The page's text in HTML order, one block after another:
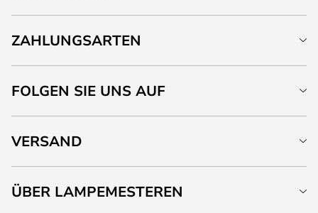
ZAHLUNGSARTEN
FOLGEN SIE UNS AUF
VERSAND
ÜBER LAMPEMESTEREN